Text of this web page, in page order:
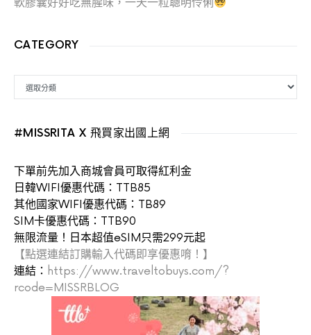
軟膠囊好好吃無腥味，一天一粒聰明伶俐
CATEGORY
#MISSRITA X 飛買家出國上網
下單前先加入商城會員可取得紅利金
日韓WIFI優惠代碼：TTB85
其他國家WIFI優惠代碼：TB89
SIM卡優惠代碼：TTB90
無限流量！日本超值eSIM只需299元起
【點選連結訂購輸入代碼即享優惠唷！】
連結： https://www.traveltobuys.com/?
rcode=MISSRBLOG